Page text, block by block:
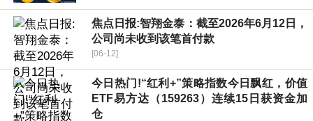
焦点日报:智翔金泰：截至2026年6月12日，
公司尚未收到该笔首付款
[06-12]
今日热门!“红利+”策略指数今日飘红，价值
ETF易方达（159263）连续15日获资金加
仓